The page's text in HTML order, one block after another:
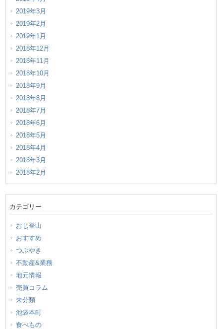
2019年3月
2019年2月
2019年1月
2018年12月
2018年11月
2018年10月
2018年9月
2018年8月
2018年7月
2018年6月
2018年5月
2018年4月
2018年3月
2018年2月
カテゴリー
おじ登山
おすすめ
つぶやき
不動産&業務
地元情報
売買コラム
未分類
池袋本町
食べもの